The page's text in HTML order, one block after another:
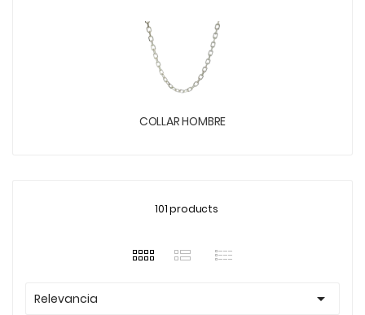
COLLAR HOMBRE
101 products
Relevancia 